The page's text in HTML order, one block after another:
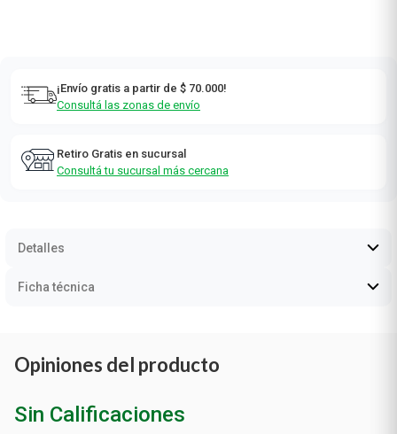
¡Envío gratis a partir de $ 70.000!
Consultá las zonas de envío
Retiro Gratis en sucursal
Consultá tu sucursal más cercana
Detalles
Ficha técnica
Opiniones del producto
Sin Calificaciones